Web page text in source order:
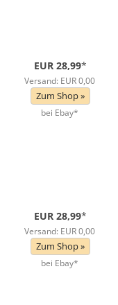
EUR 28,99*
Versand: EUR 0,00
Zum Shop »
bei Ebay*
EUR 28,99*
Versand: EUR 0,00
Zum Shop »
bei Ebay*